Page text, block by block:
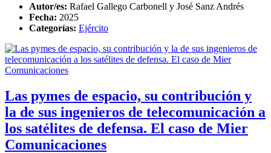
Autor/es: Rafael Gallego Carbonell y José Sanz Andrés
Fecha: 2025
Categorías: Ejército
Las pymes de espacio, su contribución y
la de sus ingenieros de telecomunicación a
los satélites de defensa. El caso de Mier
Comunicaciones